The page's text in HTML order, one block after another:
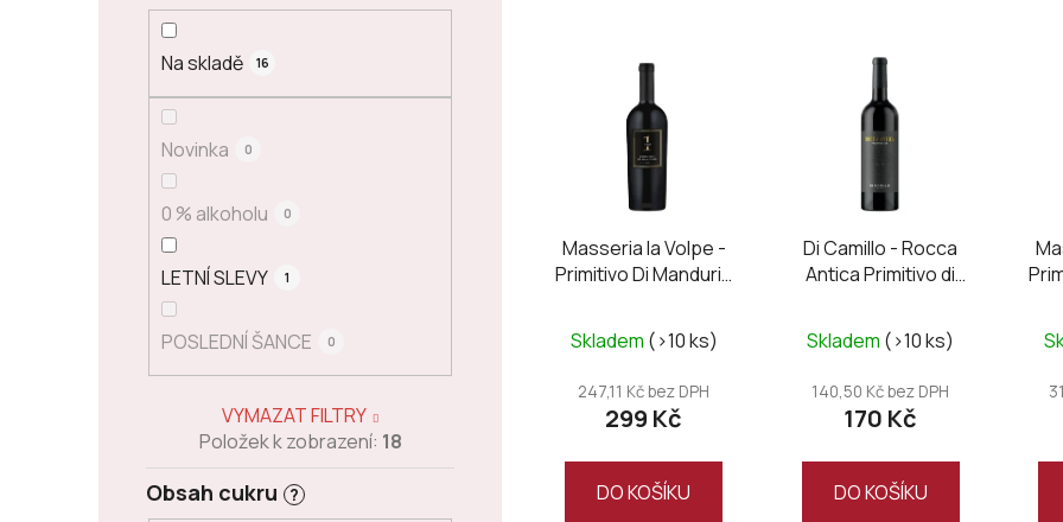
Na skladě 16
Novinka 0
0 % alkoholu 0
LETNÍ SLEVY 1
POSLEDNÍ ŠANCE 0
Obsah cukru ?
VYMAZAT FILTRY
Položek k zobrazení: 18
Masseria la Volpe -
Primitivo Di Manduria
hodnocení
produktu
je
z
Skladem (>10 ks)
247,11 Kč bez DPH
299 Kč
DO KOŠÍKU
Di Camillo - Rocca
Antica Primitivo di
hodnocení
produktu
je
z
Skladem (>10 ks)
140,50 Kč bez DPH
170 Kč
DO KOŠÍKU